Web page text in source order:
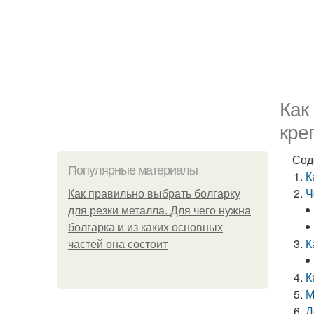
Популярные материалы
Как правильно выбрать болгарку
для резки металла. Для чего нужна
болгарка и из каких основных
частей она состоит